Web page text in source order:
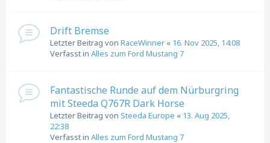
Drift Bremse
Letzter Beitrag von RaceWinner « 16. Nov 2025, 14:08
Verfasst in Alles zum Ford Mustang 7
Fantastische Runde auf dem Nürburgring
mit Steeda Q767R Dark Horse
Letzter Beitrag von Steeda Europe « 13. Aug 2025,
22:38
Verfasst in Alles zum Ford Mustang 7